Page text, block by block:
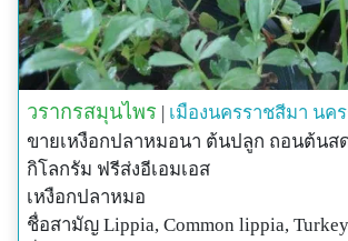
วรากรสมุนไพร เมืองนครราชสีมา นค
ขายเหงือกปลาหมอนา ต้นปลูก ถอนต้นส
กิโลกรัม ฟรีส่งอีเอมเอส
เหงือกปลาหมอ
ชื่อสามัญ Lippia, Common lippia,